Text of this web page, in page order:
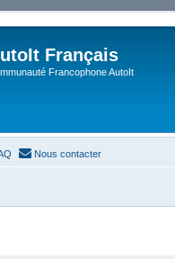
Français
Francophone AutoIt
Nous contacter